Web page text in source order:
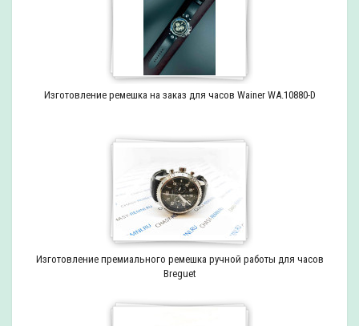
Изготовление ремешка на заказ для часов Wainer WA.10880-D
Изготовление премиального ремешка ручной работы для часов
Breguet